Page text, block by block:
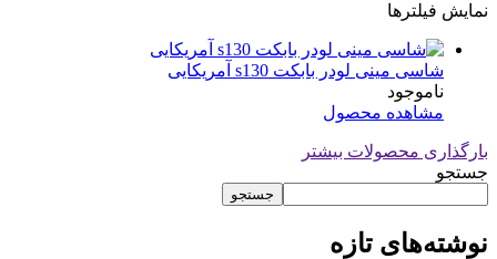
نمایش فیلترها
شاسی مینی لودر بابکت s130 آمریکایی
ناموجود
مشاهده محصول
بارگذاری محصولات بیشتر
جستجو
جستجو
نوشته‌های تازه